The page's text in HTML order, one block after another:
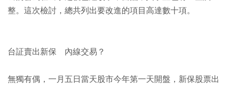
整。這次檢討，總共列出要改進的項目高達數十項。
台証賣出新保 內線交易？
無獨有偶，一月五日當天股市今年第一天開盤，新保股票出